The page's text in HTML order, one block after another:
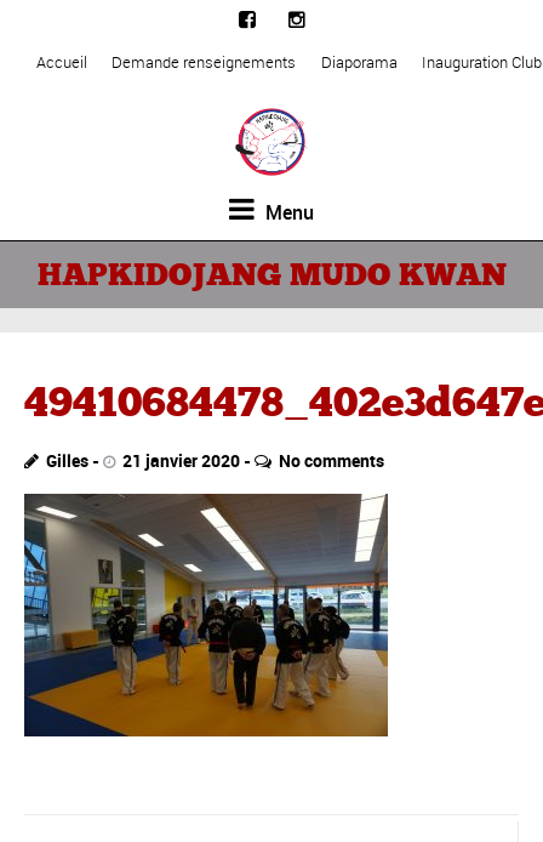
Accueil Demande renseignements Diaporama Inauguration
Menu
HAPKIDOJANG MUDO KWAN
Gilles 21 janvier 2020 No comments